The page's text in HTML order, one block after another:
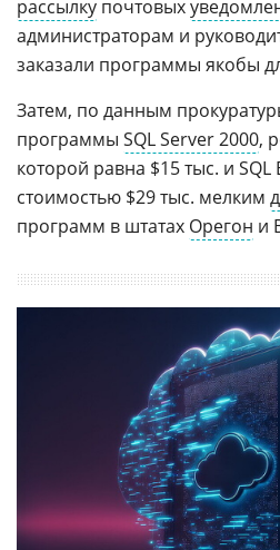
рассылку почтовых
администраторам и
заказали программы якобы
Затем, по данным
программы SQL Server 2000,
которой равна $15 тыс. и
стоимостью $29 тыс. мелким
программ в штатах Орегон и